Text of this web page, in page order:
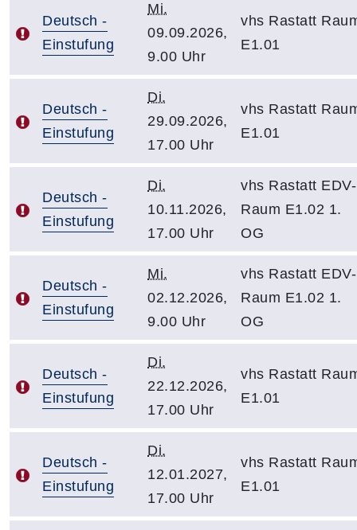
Deutsch -
Einstufung
Mi.
09.09.2026,
9.00 Uhr
vhs Rastatt
E1.01
Deutsch -
Einstufung
Di.
29.09.2026,
17.00 Uhr
vhs Rastatt
E1.01
Deutsch -
Einstufung
Di.
10.11.2026,
17.00 Uhr
vhs Rastatt EDV-
Raum E1.02 1.
OG
Deutsch -
Einstufung
Mi.
02.12.2026,
9.00 Uhr
vhs Rastatt EDV-
Raum E1.02 1.
OG
Deutsch -
Einstufung
Di.
22.12.2026,
17.00 Uhr
vhs Rastatt
E1.01
Deutsch -
Einstufung
Di.
12.01.2027,
17.00 Uhr
vhs Rastatt
E1.01